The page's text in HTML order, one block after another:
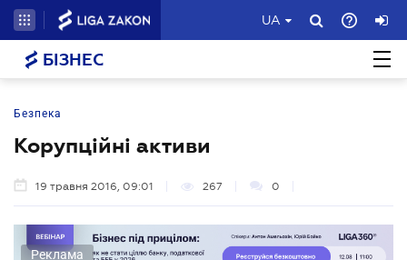
UA
БІЗНЕС
Безпека
Корупційні активи
19 травня 2016, 09:01 267 0
Реклама